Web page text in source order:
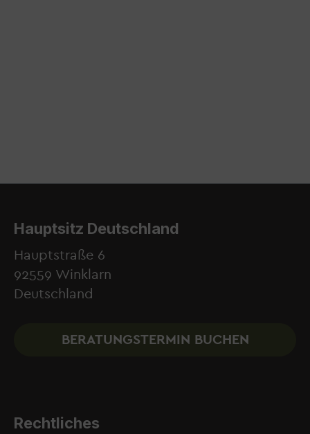
Hauptsitz Deutschland
Hauptstraße 6
92559 Winklarn
Deutschland
BERATUNGSTERMIN BUCHEN
Rechtliches